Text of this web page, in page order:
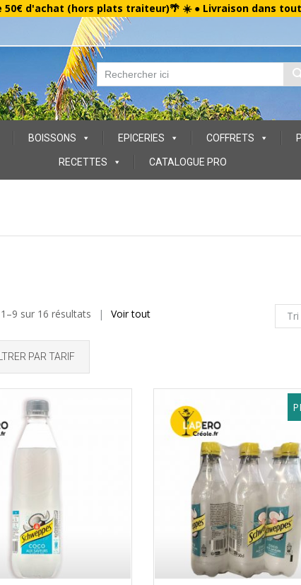
d'achat (hors plats traiteur)🌴 ☀️ ● Livraison dans
BOISSONS EPICERIES COFFRETS
RECETTES CATALOGUE PRO
sur 16 résultats Voir tout
PAR TARIF